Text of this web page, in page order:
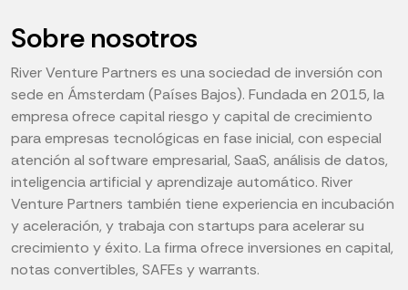
Sobre nosotros
River Venture Partners es una sociedad de inversión con
sede en Ámsterdam (Países Bajos). Fundada en 2015, la
empresa ofrece capital riesgo y capital de crecimiento
para empresas tecnológicas en fase inicial, con especial
atención al software empresarial, SaaS, análisis de datos,
inteligencia artificial y aprendizaje automático. River
Venture Partners también tiene experiencia en incubación
y aceleración, y trabaja con startups para acelerar su
crecimiento y éxito. La firma ofrece inversiones en capital,
notas convertibles, SAFEs y warrants.